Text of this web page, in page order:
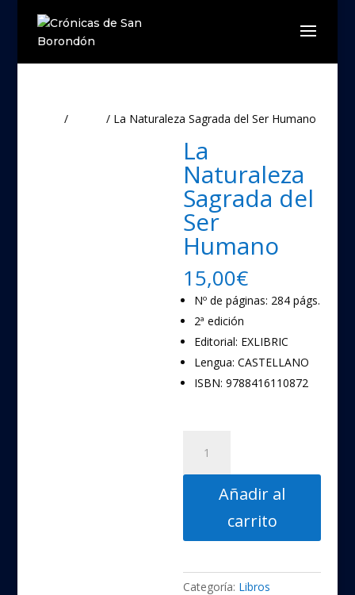
/ / La Naturaleza Sagrada del Ser Humano
La
Naturaleza
Sagrada del
Ser
Humano
15,00€
Nº de páginas: 284 págs.
2ª edición
Editorial: EXLIBRIC
Lengua: CASTELLANO
ISBN: 9788416110872
Naturaleza
Sagrada
Añadir al
carrito
Categoría: Libros